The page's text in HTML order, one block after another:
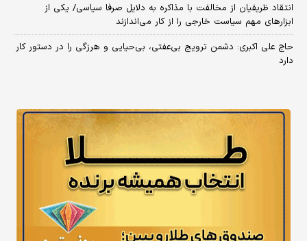
انتقاد ظریفیان از مخالفت با مذاکره به دلایل صرفا سیاسی/ یکی از
ابزارهای مهم سیاست خارجی را از کار می‌اندازند
حاج علی اکبری: دشمن ترویج بی‌عفتی، بی‌حیایی و هرزگی را در دستور کار
دارد